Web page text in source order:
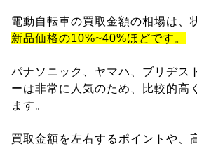
電動自転車の買取金額の相場は、
新品価格の10%~40%ほどです。
パナソニック、ヤマハ、ブリヂス
ーは非常に人気のため、比較的高
ます。
買取金額を左右するポイントや、